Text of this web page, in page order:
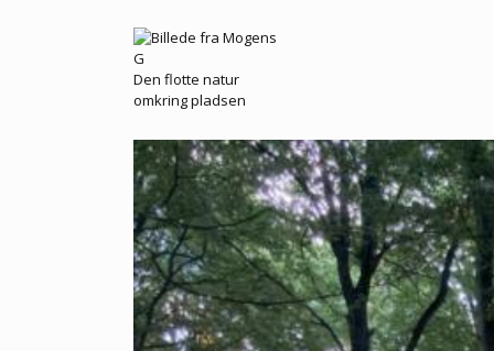
Den flotte natur
omkring pladsen